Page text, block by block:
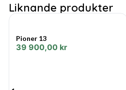
Liknande produkter
Pioner 13
39 900,00 kr